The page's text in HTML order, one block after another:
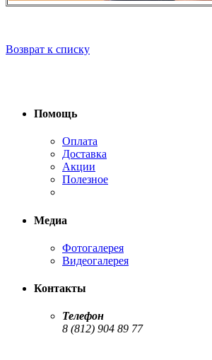
Возврат к списку
Помощь
Оплата
Доставка
Акции
Полезное
Медиа
Фотогалерея
Видеогалерея
Контакты
Телефон
8 (812) 904 89 77